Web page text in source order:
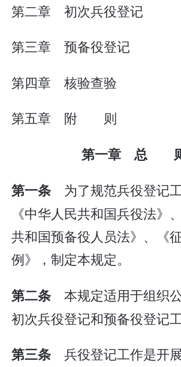
第二章 初次兵役登记
第三章 预备役登记
第四章 核验查验
第五章 附 则
第一章 总
第一条 为了规范兵役登记
《中华人民共和国兵役法》
共和国预备役人员法》、《
例》，制定本规定。
第二条本规定适用于组织
初次兵役登记和预备役登记工
第三条兵役登记工作是开